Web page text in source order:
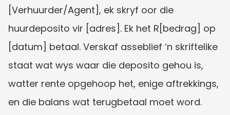
[Verhuurder/Agent], ek skryf oor die
huurdeposito vir [adres]. Ek het R[bedrag] op
[datum] betaal. Verskaf asseblief ‘n skriftelike
staat wat wys waar die deposito gehou is,
watter rente opgehoop het, enige aftrekkings,
en die balans wat terugbetaal moet word.